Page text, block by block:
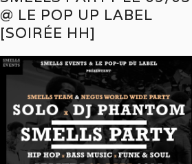
@ LE POP UP LABEL
[SOIRÉE HH]